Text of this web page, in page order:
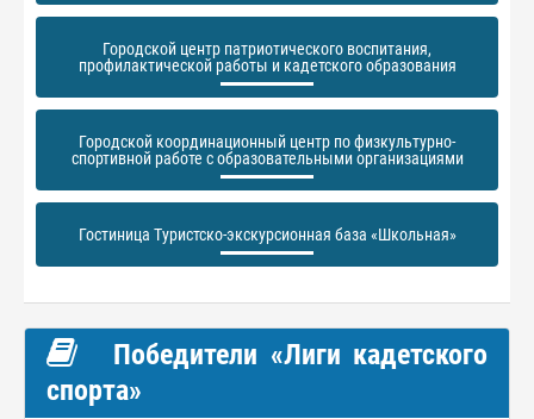
Городской центр патриотического воспитания,
профилактической работы и кадетского образования
Городской координационный центр по физкультурно-
спортивной работе с образовательными организациями
Гостиница Туристско-экскурсионная база «Школьная»
Победители «Лиги кадетского
спорта»